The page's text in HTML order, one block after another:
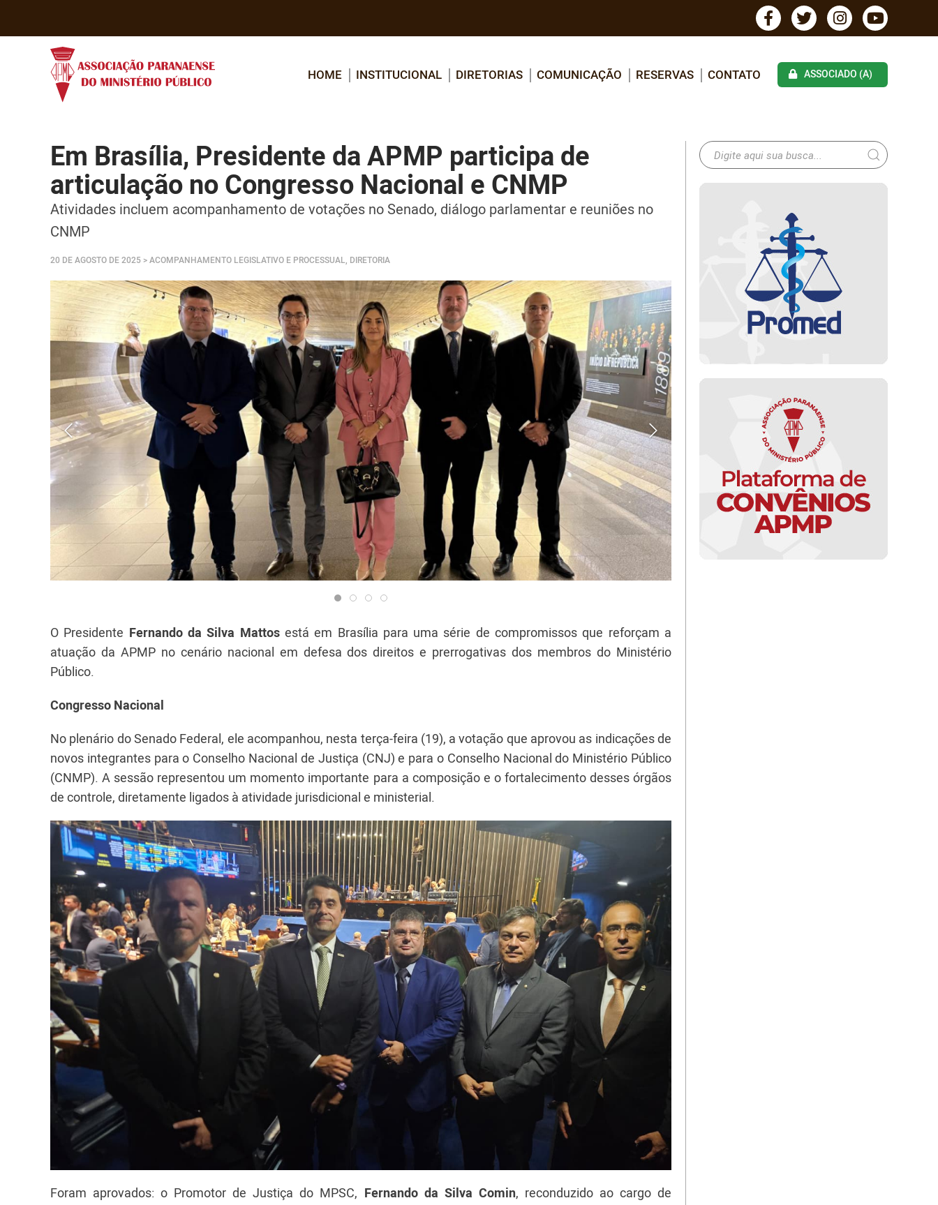
HOME INSTITUCIONAL DIRETORIAS COMUNICAÇÃO RESERVAS CONTATO ASSOCIADO (A)
Em Brasília, Presidente da APMP participa de
articulação no Congresso Nacional e CNMP
Atividades incluem acompanhamento de votações no Senado, diálogo parlamentar e reuniões no
CNMP
20 DE AGOSTO DE 2025 > ACOMPANHAMENTO LEGISLATIVO E PROCESSUAL, DIRETORIA
O Presidente Fernando da Silva Mattosestá em Brasília para uma série de compromissos que reforçam a
atuação da APMP no cenário nacional em defesa dos direitos e prerrogativas dos membros do Ministério
Público.
Congresso Nacional
No plenário do Senado Federal, ele acompanhou, nesta terça-feira (19), a votação que aprovou as indicações de
novos integrantes para o Conselho Nacional de Justiça (CNJ) e para o Conselho Nacional do Ministério Público
(CNMP). A sessão representou um momento importante para a composição e o fortalecimento desses órgãos
de controle, diretamente ligados à atividade jurisdicional e ministerial.
Foram aprovados: o Promotor de Justiça do MPSC, Fernando da Silva Comin, reconduzido ao cargo de